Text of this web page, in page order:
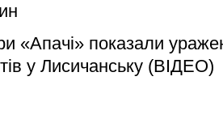
«Апачі» показали
у Лисичанську (ВІДЕО)